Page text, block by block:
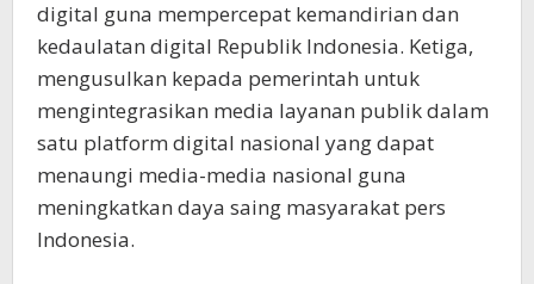
digital guna mempercepat kemandirian dan
kedaulatan digital Republik Indonesia. Ketiga,
mengusulkan kepada pemerintah untuk
mengintegrasikan media layanan publik dalam
satu platform digital nasional yang dapat
menaungi media-media nasional guna
meningkatkan daya saing masyarakat pers
Indonesia.